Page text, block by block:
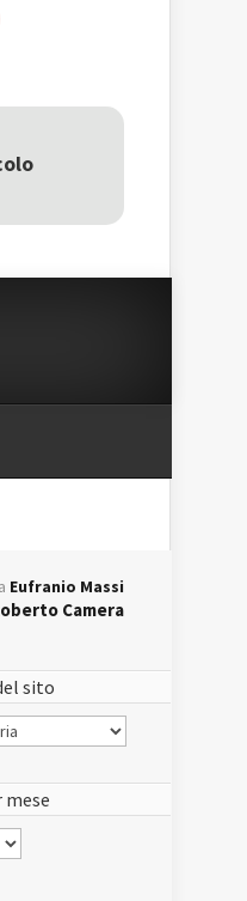
Eufranio Massi
Camera
sito